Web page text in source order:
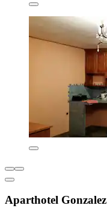
Aparthotel Gonzalez